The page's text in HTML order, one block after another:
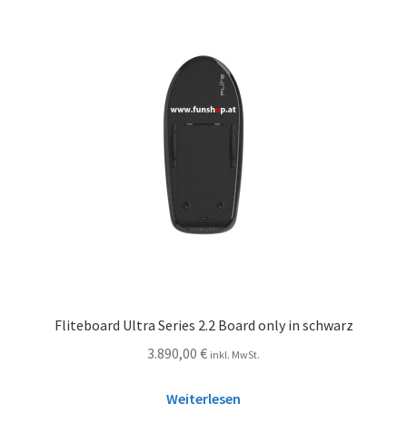
Fliteboard Ultra Series 2.2 Board only in schwarz
3.890,00 € inkl. MwSt.
Weiterlesen